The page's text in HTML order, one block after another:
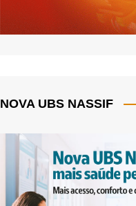
NOVA UBS NASSIF